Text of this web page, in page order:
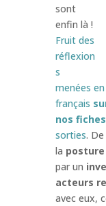
sont
enfin là !
Fruit des
réflexion
s
menées
français
nos
sorties. De
la
par un
acteurs
avec eux,